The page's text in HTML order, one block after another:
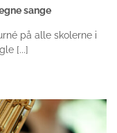
sange
på alle skolerne i
[...]